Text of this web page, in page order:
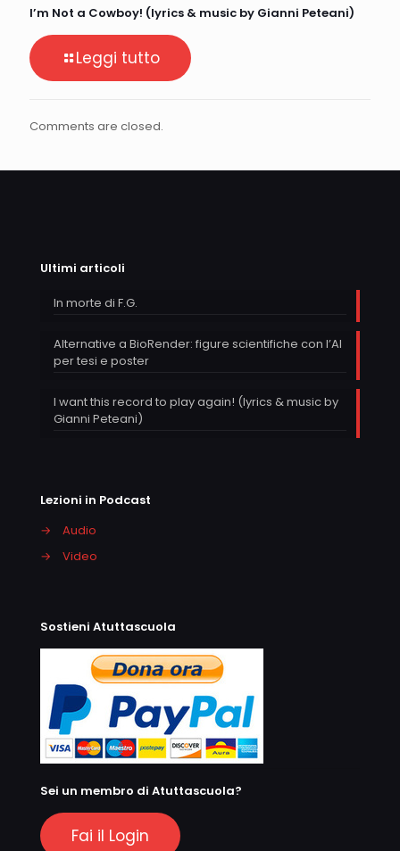
I’m Not a Cowboy! (lyrics & music by Gianni Peteani)
Leggi tutto
Comments are closed.
Ultimi articoli
In morte di F.G.
Alternative a BioRender: figure scientifiche con l’AI
per tesi e poster
I want this record to play again! (lyrics & music by
Gianni Peteani)
Lezioni in Podcast
→
Audio
→
Video
Sostieni Atuttascuola
Sei un membro di Atuttascuola?
Fai il Login